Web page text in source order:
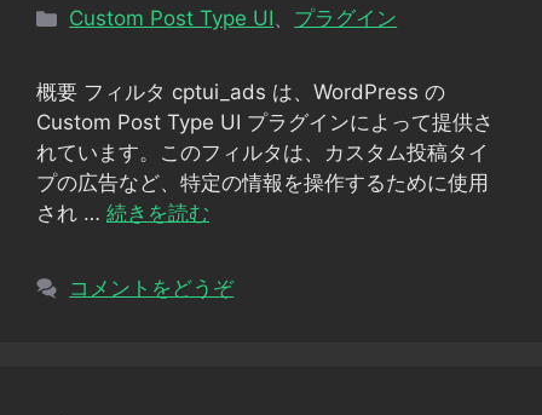
カ
リ
ー
Custom Post Type UI、 プラグイン
概要 フィルタ cptui_ads は、WordPress の
Custom Post Type UI プラグインによって提供さ
れています。このフィルタは、カスタム投稿タイ
プの広告など、特定の情報を操作するために使用
され … 続きを読む
コメントをどうぞ